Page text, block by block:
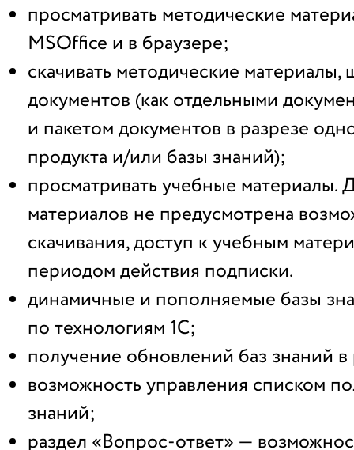
просматривать методические
MSOffice и в браузере;
скачивать методические
документов (как отдельными
и пакетом документов в разрезе
продукта и/или базы знаний);
просматривать учебные материалы.
материалов не предусмотрена
скачивания, доступ к учебным
периодом действия подписки.
динамичные и пополняемые базы
по технологиям 1С;
получение обновлений баз знаний
возможность управления списком
знаний;
раздел «Вопрос-ответ» —